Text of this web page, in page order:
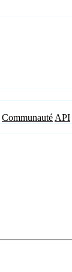
Communauté API